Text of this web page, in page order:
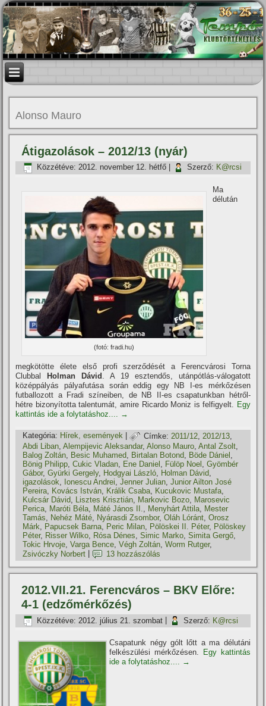
Alonso Mauro
Átigazolások – 2012/13 (nyár)
Közzétéve: 2012. november 12. hétfő Szerző: K@rcsi
(fotó: fradi.hu)
Ma
délután
megkötötte élete első profi szerződését a Ferencvárosi Torna
Clubbal
Holman Dávid . A 19 esztendős, utánpótlás-válogatott
középpályás pályafutása során eddig egy NB I-es mérkőzésen
futballozott a Fradi szí­neiben, de NB II-es csapatunkban hétről-
hétre bizonyí­totta talentumát, amire Ricardo Moniz is felfigyelt. Egy
kattintás ide a folytatáshoz.... →
Kategória: Hí­rek, események | Címke: 2011/12 2012/13
Abdi Liban,Alempijevic Aleksandar,Alonso Mauro,Antal Zsolt,
Balog Zoltán, Besic Muhamed, Birtalan Botond, Böde Dániel ,
Bönig Philipp,Cukic Vladan, Ene Daniel , Fülöp Noel ,Gyömbér
Gábor,Gyürki Gergely, Hodgyai László, Holman Dávid,
igazolások, Ionescu Andrei,Jenner Julian,Junior Ailton José
Pereira, Kovács István, Králik Csaba, Kucukovic Mustafa,
Kulcsár Dávid, Lisztes Krisztián, Markovic Bozo, Marosevic
Perica, Maróti Béla, Máté János II., Menyhárt Attila, Mester
Tamás, Nehéz Máté, Nyárasdi Zsombor,Oláh Lóránt,Orosz
Márk, Papucsek Barna, Peric Milan, Pölöskei II. Péter, Pölöskey
Péter, Risser Wilko, Rósa Dénes,Simic Marko,Simita Gergő,
Tokic Hrvoje,Varga Bence,Végh Zoltán,Worm Rutger,
Zsivóczky Norbert
13 hozzászólás
2012.VII.21. Ferencváros – BKV Előre:
4-1 (edzőmérkőzés)
Közzétéve: 2012. július 21. szombat Szerző: K@rcsi
Csapatunk négy gólt lőtt a ma délutáni
felkészülési mérkőzésen.
Egy kattintás
ide a folytatáshoz.... →